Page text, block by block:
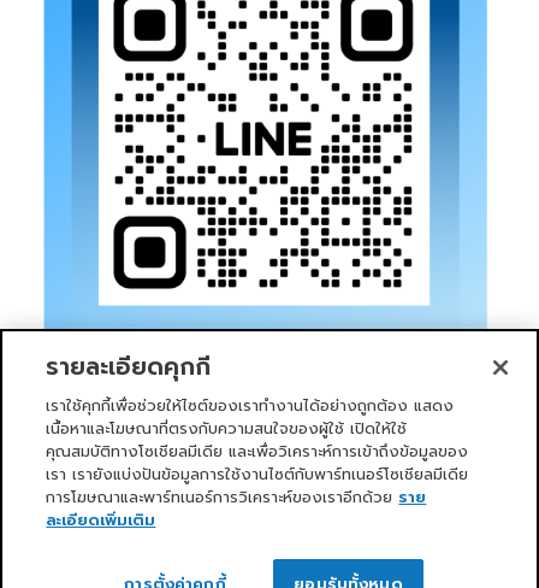
หน้าแรก บริการของเรา ข่าวสารและกิจกรรม PRIMO CLUB
เกี่ยวกับเรา นักลงทุนสัมพันธ์
Copyright 2026 ©
Primo Service Solution Company
รายละเอียดคุกกี้
เราใช้คุกกี้เพื่อช่วยให้ไซต์ของเราทำงานได้อย่างถูกต้อง แสดง
เนื้อหาและโฆษณาที่ตรงกับความสนใจของผู้ใช้ เปิดให้ใช้
คุณสมบัติทางโซเชียลมีเดีย และเพื่อวิเคราะห์การเข้าถึงข้อมูลของ
เรา เรายังแบ่งปันข้อมูลการใช้งานไซต์กับพาร์ทเนอร์โซเชียลมีเดีย
การโฆษณาและพาร์ทเนอร์การวิเคราะห์ของเราอีกด้วย ราย
ละเอียดเพิ่มเติม
ติดต่อเรา